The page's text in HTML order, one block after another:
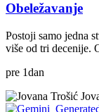
Obeležavanje
Postoji samo jedna
više od tri decenije.
pre 1dan